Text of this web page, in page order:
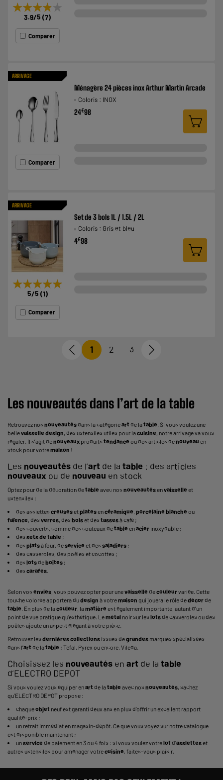
★★★★★
★★★★★
3.9/5 (7)
Comparer
ARRIVAGE
Comparer
Ménagère 24 pièces inox Arthur Martin Arcade
Coloris : INOX
24€98
ARRIVAGE
★★★★★
★★★★★
5/5 (1)
Comparer
Set de 3 bols 1L / 1.5L / 2L
Coloris : Gris et bleu
4€98
1 2 3
Les nouveautés dans l’art de latable
Retrouvez nos nouveautésdans la catégorieart de latable . Si vous voulez une
bellevaisselle design , des ustensiles utiles pour lacuisine , notre arrivage va vous
régaler. Il s’agit denouveaux produits tendance ou des articles denouveau en
stock pour votremaison !
Les nouveautés de l’art de la table : des articles
nouveaux ou de nouveau en stock
Optez pour de la décoration detable avec nos nouveautésenvaisselle et
ustensiles :
des assiettes creusesetplatesencéramique porcelaine blanche ou
faïence , des verres , des bolset des tassesà café ;
des couverts, comme des couteaux detable enacier inoxydable ;
des setsde table ;
des platsà four , deservice et des saladiers ;
des casseroles , des poêles etcocottes ;
des lotsdeboîtes ;
des carafes
Selon vos envies , vous pouvez opter pour unevaisselle decouleurvariée. Cette
touche colorée apportera dudesign à votremaison qui jouera le rôle dedécorde
table . En plus de lacouleur , lamatière est également importante, autant d’un
point de vue pratique qu’esthétique. Lemétal noir sur les lotsde casseroles ou des
poêles ajoute un aspect élégant à votre pièce.
Retrouvez les dernièrescollections issues degrandes marques spécialisées
dans l’art de latable : Tefal, Pyrex ou encore, Vileda.
Choisissez les nouveautés en art de la table
d’ELECTRO DEPOT
Si vous voulez vous équiper enart de latable avec nos nouveautés , sachez
qu’ELECTRO DEPOT propose :
chaqueobjet neuf est garanti deux ans en plus d’offrir un excellent rapport
qualité-prix ;
un retrait immédiat en magasin-dépôt. Ce que vous voyez sur notre catalogue
est disponible maintenant ;
unservice de paiement en 3 ou 4 fois : si vous voulez votrelot d’assietteset
autres ustensiles pour aménager votrecuisine , faites-vous plaisir.